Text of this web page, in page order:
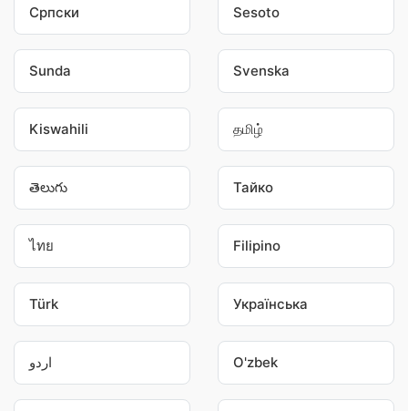
Српски Sesoto
Sunda Svenska
Kiswahili தமிழ்
తెలుగు Тайко
ไทย Filipino
Türk Українська
اردو O'zbek